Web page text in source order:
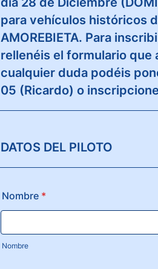
para vehículos históricos
AMOREBIETA. Para
rellenéis el formulario que
cualquier duda podéis
05 (Ricardo) o
DATOS DEL PILOTO
Nombre *
Nombre